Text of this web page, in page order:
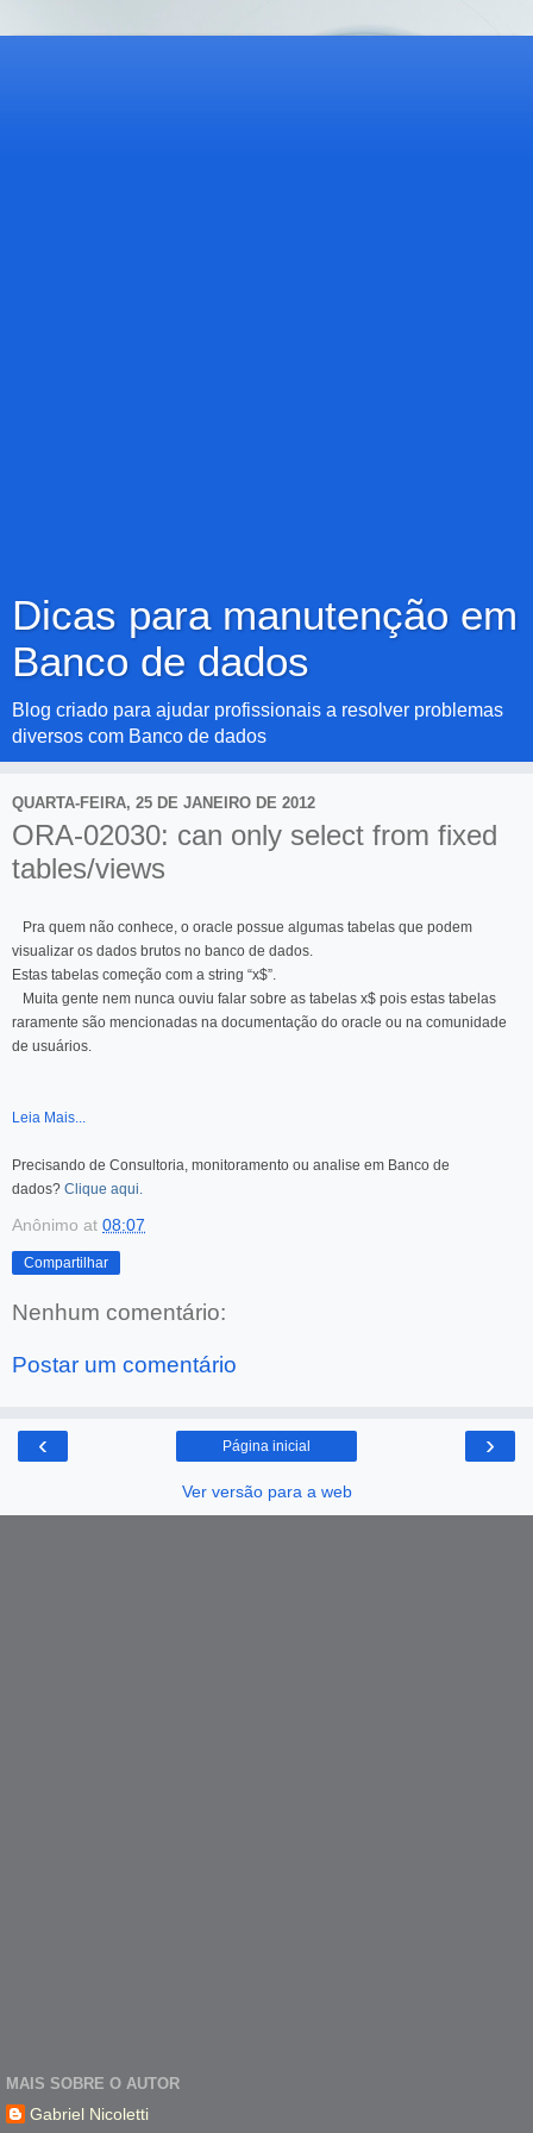
Dicas para manutenção em
Banco de dados
Blog criado para ajudar profissionais a resolver problemas
diversos com Banco de dados
QUARTA-FEIRA, 25 DE JANEIRO DE 2012
ORA-02030: can only select from fixed
tables/views
Pra quem não conhece, o oracle possue algumas tabelas que podem
visualizar os dados brutos no banco de dados.
Estas tabelas começão com a string “x$”.
Muita gente nem nunca ouviu falar sobre as tabelas x$ pois estas tabelas
raramente são mencionadas na documentação do oracle ou na comunidade
de usuários.
Leia Mais...
Precisando de Consultoria, monitoramento ou analise em Banco de
dados? Clique aqui.
Anônimo at 08:07
Compartilhar
Nenhum comentário:
Postar um comentário
‹ ›
Página inicial
Ver versão para a web
MAIS SOBRE O AUTOR
Gabriel Nicoletti